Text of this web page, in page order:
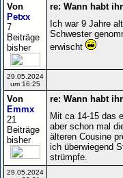
Von
Petxx
7
Beiträge
bisher
re: Wann habt
Ich war 9 Jahre
Schwester
erwischt
29.05.2024
um 16:25
Von
Emmx
21
Beiträge
bisher
re: Wann habt
Mit ca 14-15 das
aber schon mal
älteren Cousine
ich überwiegend
strümpfe.
29.05.2024